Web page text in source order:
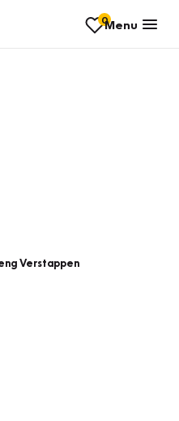
0Menu
Verstappen